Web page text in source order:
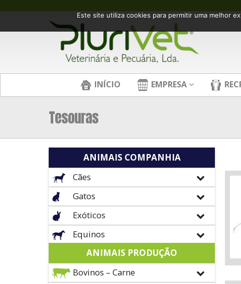
INÍCIO EMPRESA
Tesouras
ANIMAIS COMPANHIA
Cães
Gatos
Exóticos
Equinos
ANIMAIS PRODUÇÃO
Bovinos – Carne
Este site utiliza cookies para permitir uma melhor